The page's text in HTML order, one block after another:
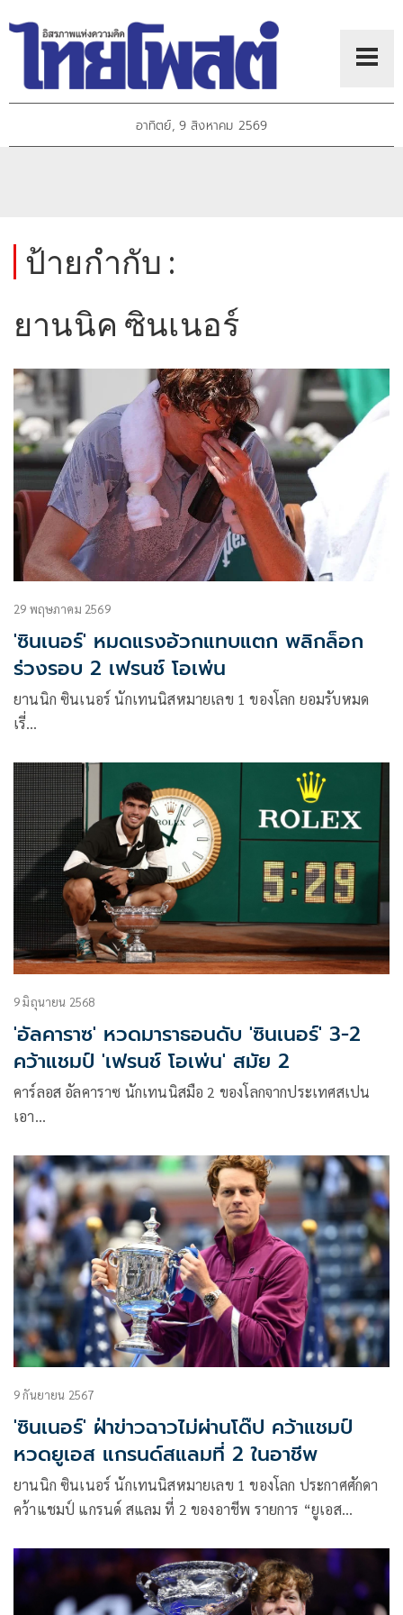
อาทิตย์, 9 สิงหาคม 2569
ป้ายกำกับ :
ยานนิค ซินเนอร์
29 พฤษภาคม 2569
'ซินเนอร์' หมดแรงอ้วกแทบแตก พลิกล็อก
ร่วงรอบ 2 เฟรนช์ โอเพ่น
ยานนิก ซินเนอร์ นักเทนนิสหมายเลข 1 ของโลก ยอมรับหมด
เรี่…
9 มิถุนายน 2568
'อัลคาราซ' หวดมาราธอนดับ 'ซินเนอร์' 3-2
คว้าแชมป์ 'เฟรนช์ โอเพ่น' สมัย 2
คาร์ลอส อัลคาราซ นักเทนนิสมือ 2 ของโลกจากประเทศสเปน
เอา…
9 กันยายน 2567
'ซินเนอร์' ฝ่าข่าวฉาวไม่ผ่านโด๊ป คว้าแชมป์
หวดยูเอส แกรนด์สแลมที่ 2 ในอาชีพ
ยานนิก ซินเนอร์ นักเทนนิสหมายเลข 1 ของโลก ประกาศศักดา
คว้าแชมป์ แกรนด์ สแลม ที่ 2 ของอาชีพ รายการ “ยูเอส
ในการชิงชัยเมื่อวันอาทิตย์ที่ 8 กันยายนที่ผ่านมา